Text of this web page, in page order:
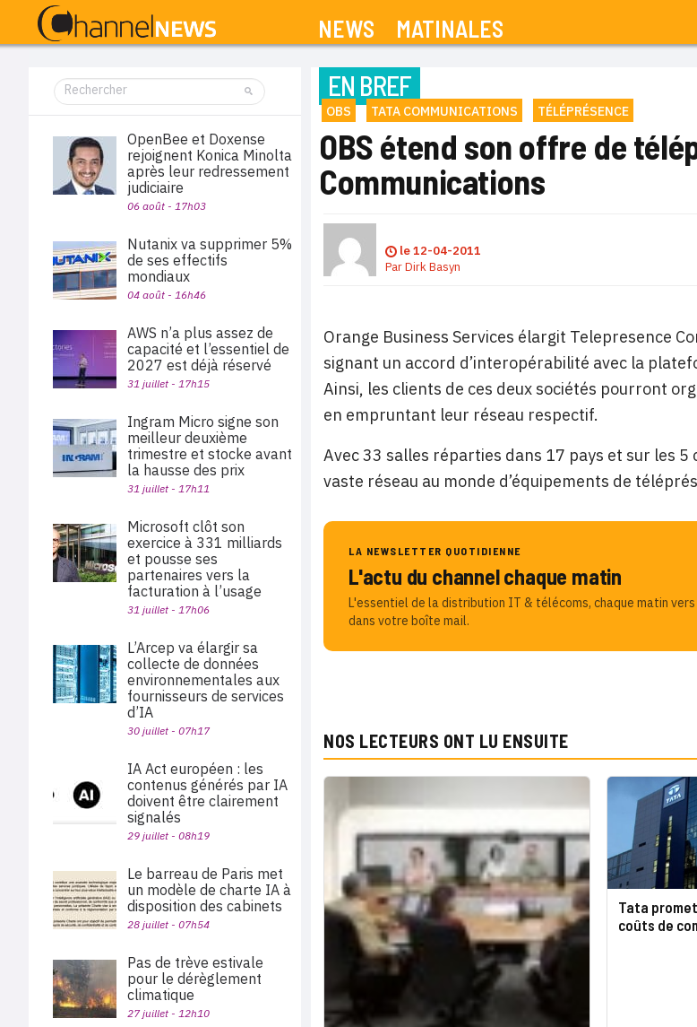
NEWS MATINALES
EN BREF
OBS TATA COMMUNICATIONS TÉLÉPRÉSENCE
OBS étend son offre de
Communications
le12-04-2011
ParDirk Basyn
Orange Business Services élargit Telepresence
signant un accord d’interopérabilité avec la
Ainsi, les clients de ces deux sociétés pourront
en empruntant leur réseau respectif.
Avec 33 salles réparties dans 17 pays et sur les
vaste réseau au monde d’équipements de
LA NEWSLETTER QUOTIDIENNE
L'actu du channel chaque matin
L'essentiel de la distribution IT & télécoms, chaque matin vers
dans votre boîte mail.
NOS LECTEURS ONT LU ENSUITE
Tata
coûts de
OpenBee et Doxense
rejoignent Konica Minolta
après leur redressement
judiciaire
06 août - 17h03
Nutanix va supprimer 5%
de ses effectifs
mondiaux
04 août - 16h46
AWS n’a plus assez de
capacité et l’essentiel de
2027 est déjà réservé
31 juillet - 17h15
Ingram Micro signe son
meilleur deuxième
trimestre et stocke avant
la hausse des prix
31 juillet - 17h11
Microsoft clôt son
exercice à 331 milliards
et pousse ses
partenaires vers la
facturation à l’usage
31 juillet - 17h06
L’Arcep va élargir sa
collecte de données
environnementales aux
fournisseurs de services
d’IA
30 juillet - 07h17
IA Act européen : les
contenus générés par IA
doivent être clairement
signalés
29 juillet - 08h19
Le barreau de Paris met
un modèle de charte IA à
disposition des cabinets
28 juillet - 07h54
Pas de trève estivale
pour le dérèglement
climatique
27 juillet - 12h10